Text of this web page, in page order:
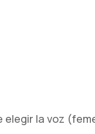
elegir la voz